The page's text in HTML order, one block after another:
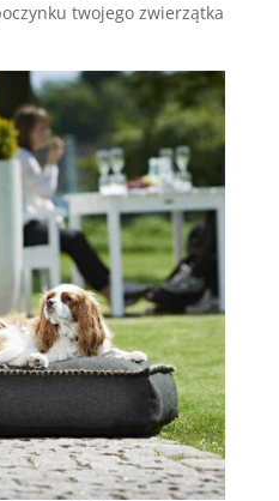
twojego zwierzątka